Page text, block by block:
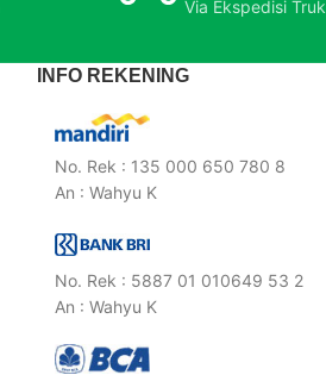
Via Ekspedisi Truk
INFO REKENING
No. Rek : 135 000 650 780 8
An : Wahyu K
No. Rek : 5887 01 010649 53 2
An : Wahyu K